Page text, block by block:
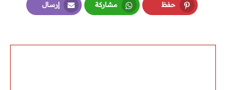
حفظ مشاركة إرسال